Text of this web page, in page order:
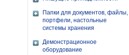
Папки для документов, файлы,
портфели, настольные
системы хранения
Демонстрационное
оборудование